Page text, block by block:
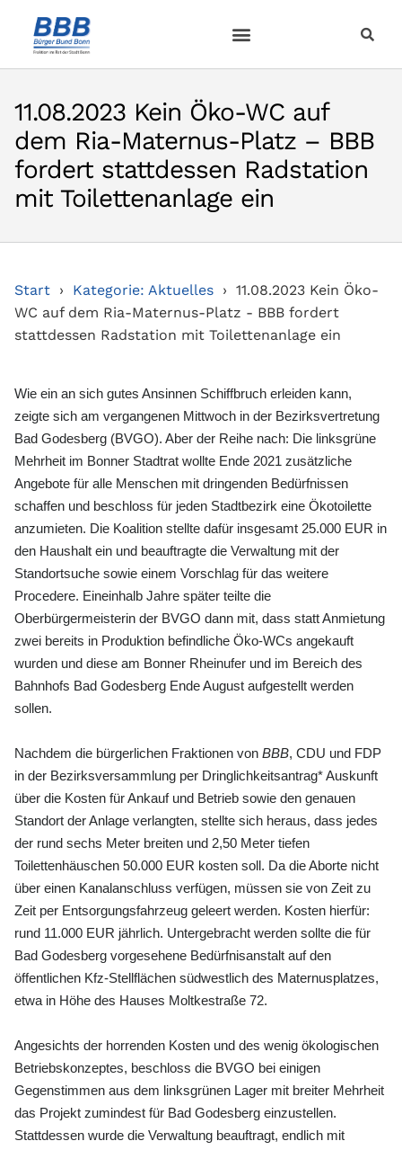
11.08.2023 Kein Öko-WC auf
dem Ria-Maternus-Platz – BBB
fordert stattdessen Radstation
mit Toilettenanlage ein
Start Kategorie: Aktuelles
11.08.2023 Kein Öko-
WC auf dem Ria-Maternus-Platz - BBB fordert
stattdessen Radstation mit Toilettenanlage ein
Wie ein an sich gutes Ansinnen Schiffbruch erleiden kann,
zeigte sich am vergangenen Mittwoch in der Bezirksvertretung
Bad Godesberg (BVGO). Aber der Reihe nach: Die linksgrüne
Mehrheit im Bonner Stadtrat wollte Ende 2021 zusätzliche
Angebote für alle Menschen mit dringenden Bedürfnissen
schaffen und beschloss für jeden Stadtbezirk eine Ökotoilette
anzumieten. Die Koalition stellte dafür insgesamt 25.000 EUR in
den Haushalt ein und beauftragte die Verwaltung mit der
Standortsuche sowie einem Vorschlag für das weitere
Procedere. Eineinhalb Jahre später teilte die
Oberbürgermeisterin der BVGO dann mit, dass statt Anmietung
zwei bereits in Produktion befindliche Öko-WCs angekauft
wurden und diese am Bonner Rheinufer und im Bereich des
Bahnhofs Bad Godesberg Ende August aufgestellt werden
sollen.
Nachdem die bürgerlichen Fraktionen von BBB, CDU und FDP
in der Bezirksversammlung per Dringlichkeitsantrag* Auskunft
über die Kosten für Ankauf und Betrieb sowie den genauen
Standort der Anlage verlangten, stellte sich heraus, dass jedes
der rund sechs Meter breiten und 2,50 Meter tiefen
Toilettenhäuschen 50.000 EUR kosten soll. Da die Aborte nicht
über einen Kanalanschluss verfügen, müssen sie von Zeit zu
Zeit per Entsorgungsfahrzeug geleert werden. Kosten hierfür:
rund 11.000 EUR jährlich. Untergebracht werden sollte die für
Bad Godesberg vorgesehene Bedürfnisanstalt auf den
öffentlichen Kfz-Stellflächen südwestlich des Maternusplatzes,
etwa in Höhe des Hauses Moltkestraße 72.
Angesichts der horrenden Kosten und des wenig ökologischen
Betriebskonzeptes, beschloss die BVGO bei einigen
Gegenstimmen aus dem linksgrünen Lager mit breiter Mehrheit
das Projekt zumindest für Bad Godesberg einzustellen.
Stattdessen wurde die Verwaltung beauftragt, endlich mit